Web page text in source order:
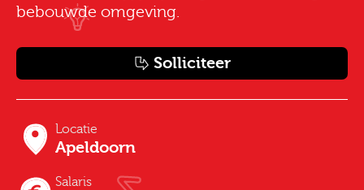
bebouwde omgeving.
Solliciteer
Locatie
Apeldoorn
Salaris